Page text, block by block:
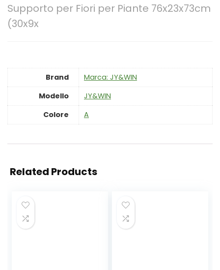
Supporto per Fiori per Piante 76x23x73cm
(30x9x
Brand
Marca: JY&WIN
Modello
‎JY&WIN
Colore
‎A
Related Products